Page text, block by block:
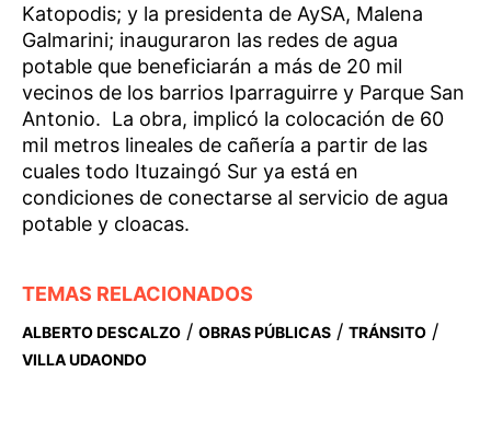
Katopodis; y la presidenta de AySA, Malena
Galmarini; inauguraron las redes de agua
potable que beneficiarán a más de 20 mil
vecinos de los barrios Iparraguirre y Parque San
Antonio. La obra, implicó la colocación de 60
mil metros lineales de cañería a partir de las
cuales todo Ituzaingó Sur ya está en
condiciones de conectarse al servicio de agua
potable y cloacas.
TEMAS RELACIONADOS
ALBERTO DESCALZO / OBRAS PÚBLICAS / TRÁNSITO /
VILLA UDAONDO